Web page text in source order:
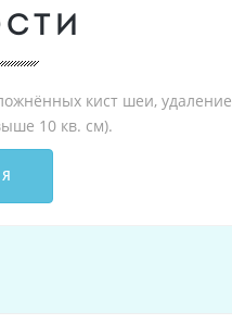
кист шеи,
10 кв. см).